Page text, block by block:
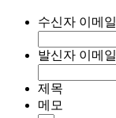
수신자 이메일
발신자 이메일
제목
메모